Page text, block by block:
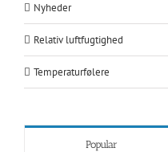
Nyheder
Relativ luftfugtighed
Temperaturfølere
Popular